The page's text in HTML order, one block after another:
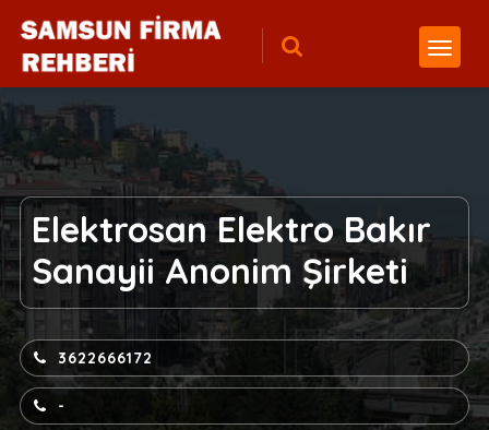
Elektrosan Elektro Bakır
Sanayii Anonim Şirketi
3622666172
-